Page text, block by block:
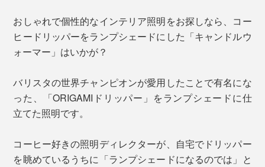
おしゃれで個性的なインテリア照明をお探しなら、コー
ヒードリッパーをランプシェードにした「キャンドルウ
ォーマー」はいかが？
バリスタの世界チャンピオンが愛用したことで有名にな
った、「ORIGAMIドリッパー」をランプシェードに仕
立てた照明です。
コーヒー好きの照明ディレクターが、自宅でドリッパー
を眺めているうちに「ランプシェードになるのでは」と